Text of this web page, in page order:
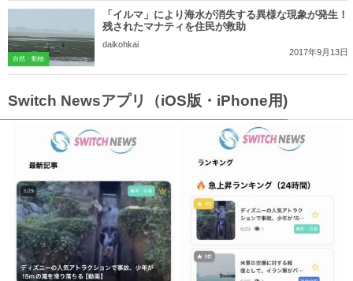
自然・動物
「イルマ」により海水が消失する異様な現象が発生！
残されたマナティを住民が救助
daikohkai
2017年9月13日
Switch Newsアプリ（iOS版・iPhone用)